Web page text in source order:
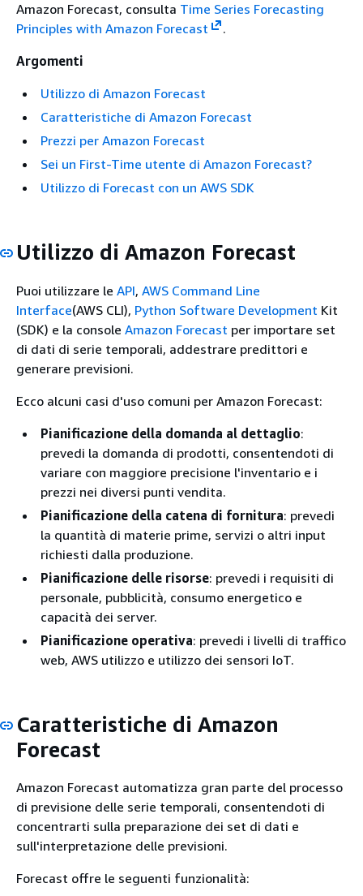
Amazon Forecast, consulta Time Series Forecasting
Principles with Amazon Forecast
.
Argomenti
Utilizzo di Amazon Forecast
Caratteristiche di Amazon Forecast
Prezzi per Amazon Forecast
Sei un First-Time utente di Amazon Forecast?
Utilizzo di Forecast con un AWS SDK
Utilizzo di Amazon Forecast
Puoi utilizzare le API, AWS Command Line
Interface(AWS CLI), Python Software Development Kit
(SDK) e la console Amazon Forecast per importare set
di dati di serie temporali, addestrare predittori e
generare previsioni.
Ecco alcuni casi d'uso comuni per Amazon Forecast:
Pianificazione della domanda al dettaglio:
prevedi la domanda di prodotti, consentendoti di
variare con maggiore precisione l'inventario e i
prezzi nei diversi punti vendita.
Pianificazione della catena di fornitura: prevedi
la quantità di materie prime, servizi o altri input
richiesti dalla produzione.
Pianificazione delle risorse: prevedi i requisiti di
personale, pubblicità, consumo energetico e
capacità dei server.
Pianificazione operativa: prevedi i livelli di traffico
web, AWS utilizzo e utilizzo dei sensori IoT.
Caratteristiche di Amazon
Forecast
Amazon Forecast automatizza gran parte del processo
di previsione delle serie temporali, consentendoti di
concentrarti sulla preparazione dei set di dati e
sull'interpretazione delle previsioni.
Forecast offre le seguenti funzionalità: